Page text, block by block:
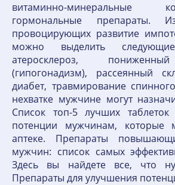
витаминно-минеральные
гормональные препараты.
провоцирующих развитие
можно выделить
атеросклероз,
(гипогонадизм), рассеянный
диабет, травмирование
нехватке мужчине могут
Список топ-5 лучших
потенции мужчинам, которые
аптеке. Препараты
мужчин: список самых
Здесь вы найдете все, что
Препараты для улучшения